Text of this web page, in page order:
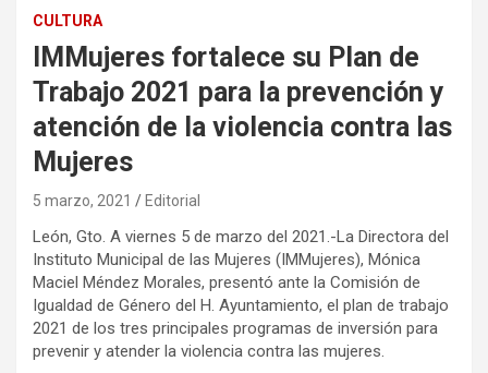
CULTURA
IMMujeres fortalece su Plan de
Trabajo 2021 para la prevención y
atención de la violencia contra las
Mujeres
5 marzo, 2021 Editorial
León, Gto. A viernes 5 de marzo del 2021.-La Directora del
Instituto Municipal de las Mujeres (IMMujeres), Mónica
Maciel Méndez Morales, presentó ante la Comisión de
Igualdad de Género del H. Ayuntamiento, el plan de trabajo
2021 de los tres principales programas de inversión para
prevenir y atender la violencia contra las mujeres.